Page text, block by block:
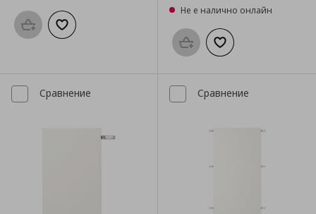
Προσθήκη στο καλάθι
Добави към списъка с любими
Не е налично онлайн
Προσθήκη στο καλάθι
Добави към
Сравнение Сравнение